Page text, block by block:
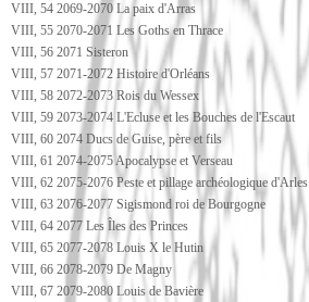
VIII, 54 2069-2070 La paix d'Arras
VIII, 55 2070-2071 Les Goths en Thrace
VIII, 56 2071 Sisteron
VIII, 57 2071-2072 Histoire d'Orléans
VIII, 58 2072-2073 Rois du Wessex
VIII, 59 2073-2074 L'Ecluse et les Bouches de l'Escaut
VIII, 60 2074 Ducs de Guise, père et fils
VIII, 61 2074-2075 Apocalypse et Verseau
VIII, 62 2075-2076 Peste et pillage archéologique d'Arles
VIII, 63 2076-2077 Sigismond roi de Bourgogne
VIII, 64 2077 Les Îles des Princes
VIII, 65 2077-2078 Louis X le Hutin
VIII, 66 2078-2079 De Magny
VIII, 67 2079-2080 Louis de Bavière